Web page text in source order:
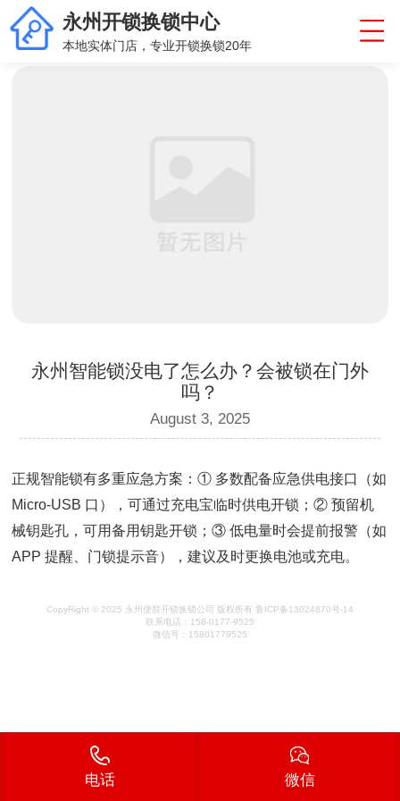
永州开锁换锁中心
本地实体门店，专业开锁换锁20年
永州智能锁没电了怎么办？会被锁在门外
吗？
August 3, 2025
正规智能锁有多重应急方案：① 多数配备应急供电接口（如
Micro-USB 口），可通过充电宝临时供电开锁；② 预留机
械钥匙孔，可用备用钥匙开锁；③ 低电量时会提前报警（如
APP 提醒、门锁提示音），建议及时更换电池或充电。
CopyRight © 2025 永州便群开锁换锁公司 版权所有 鲁ICP备13024870号-14
联系电话：158-0177-9525
微信号：15801779525
电话 微信